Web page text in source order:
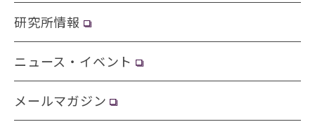
研究所情報
ニュース・イベント
メールマガジン